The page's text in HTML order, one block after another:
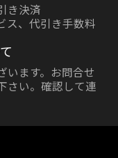
き決済
ス、代引き手数料
います。お問合せ
さい。確認して連